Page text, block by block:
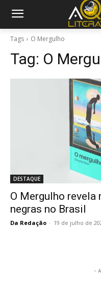
Tags O Mergulho
Tag: O
DESTAQUE
O Mergulho revela
negras no Brasil
Da Redação - 19 de julho de
-